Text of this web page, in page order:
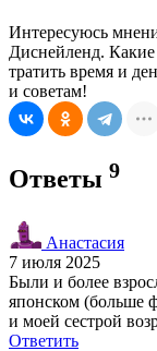
Интересуюсь
Диснейленд.
тратить время и
и советам!
Ответы 9
Анастасия
7 июля 2025
Были и более
японском (больше
и моей сестрой
Ответить